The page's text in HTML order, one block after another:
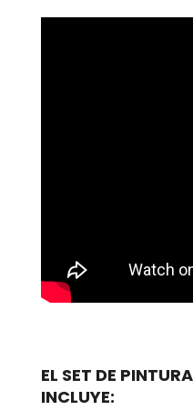
EL SET DE
INCLUYE: